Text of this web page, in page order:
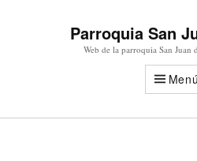
Parroquia San
Web de la parroquia San Juan
Menú